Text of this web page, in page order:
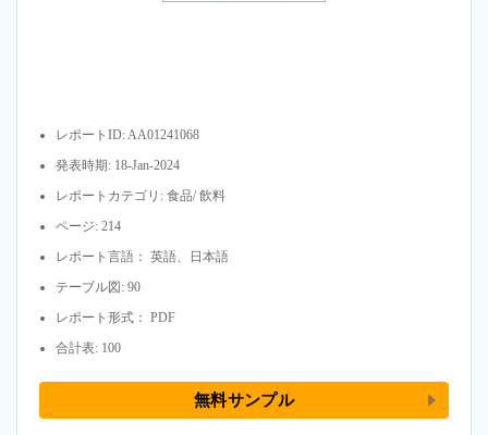
レポートID: AA01241068
発表時期: 18-Jan-2024
レポートカテゴリ: 食品/ 飲料
ページ: 214
レポート言語： 英語、日本語
テーブル図: 90
レポート形式： PDF
合計表: 100
無料サンプル